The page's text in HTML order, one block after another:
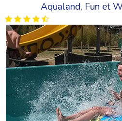
Aqualand, Fun et